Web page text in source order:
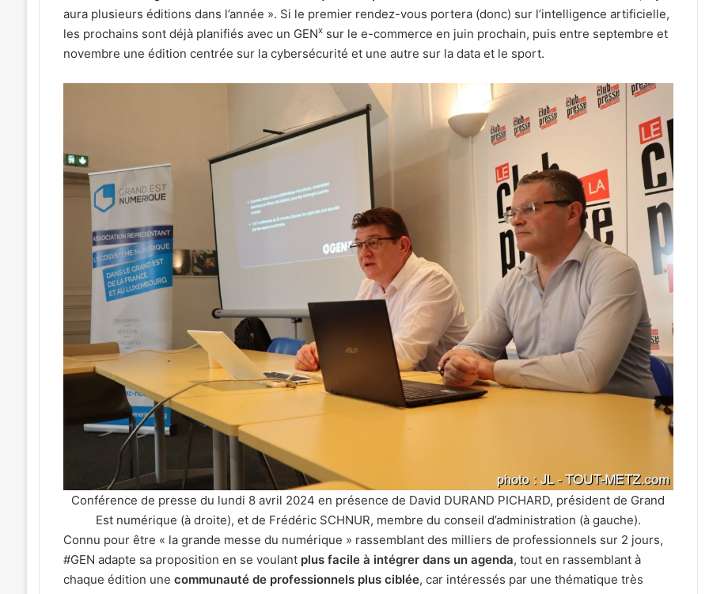
aura plusieurs éditions dans l’année ». Si le premier rendez-vous portera (donc) sur l’intelligence artificielle,
les prochains sont déjà planifiés avec un GENxsur le e-commerce en juin prochain, puis entre septembre et
novembre une édition centrée sur la cybersécurité et une autre sur la data et le sport.
Conférence de presse du lundi 8 avril 2024 en présence de David DURAND PICHARD, président de Grand
Est numérique (à droite), et de Frédéric SCHNUR, membre du conseil d’administration (à gauche).
Connu pour être « la grande messe du numérique » rassemblant des milliers de professionnels sur 2 jours,
#GEN adapte sa proposition en se voulant plus facile à intégrer dans un agenda, tout en rassemblant à
chaque édition une communauté de professionnels plus ciblée, car intéressés par une thématique très
au parc archéologique
particulière
Michel
grand
dîner
caritatif
de
la
FIM
2026
31 juillet 2026
« Une émotion particulière » :
grand dîner caritatif de la FIM
sports
combat
:
actus
de
semaine
Metz
juillet
2026)
31 juillet 2026
combat : 7 actus de la semaine
Metz (31 juillet 2026)